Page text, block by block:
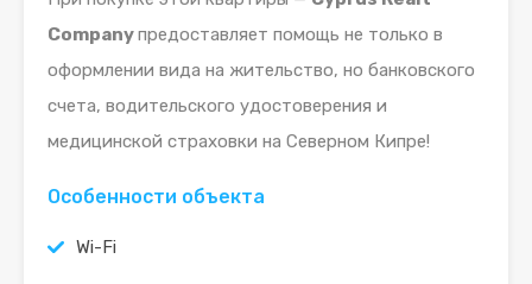
Companyпредоставляет помощь не только в
оформлении вида на жительство, но банковского
счета, водительского удостоверения и
медицинской страховки на Северном Кипре!
Особенности объекта
Wi-Fi